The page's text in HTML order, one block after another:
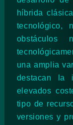
híbrida
tecnológico,
obstáculos
una amplia
destacan la
elevados
tipo de
versiones y